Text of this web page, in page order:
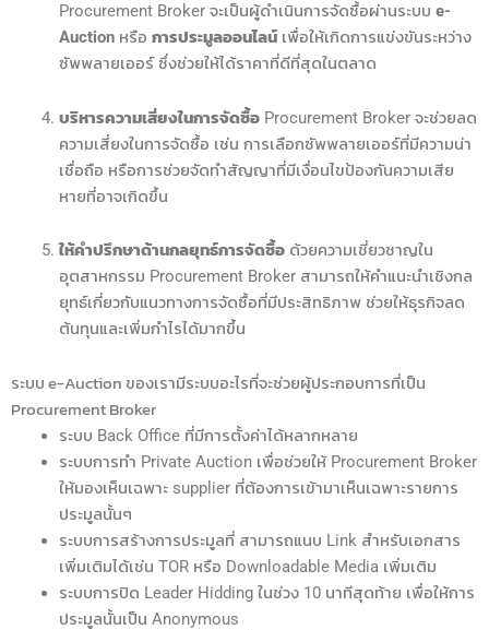
Procurement Broker จะเป็นผู้ดำเนินการจัดซื้อผ่านระบบ e-
Auctionหรือ การประมูลออนไลน์เพื่อให้เกิดการแข่งขันระหว่าง
ซัพพลายเออร์ ซึ่งช่วยให้ได้ราคาที่ดีที่สุดในตลาด
บริหารความเสี่ยงในการจัดซื้อProcurement Broker จะช่วยลด
ความเสี่ยงในการจัดซื้อ เช่น การเลือกซัพพลายเออร์ที่มีความน่า
เชื่อถือ หรือการช่วยจัดทำสัญญาที่มีเงื่อนไขป้องกันความเสีย
หายที่อาจเกิดขึ้น
ให้คำปรึกษาด้านกลยุทธ์การจัดซื้อด้วยความเชี่ยวชาญใน
อุตสาหกรรม Procurement Broker สามารถให้คำแนะนำเชิงกล
ยุทธ์เกี่ยวกับแนวทางการจัดซื้อที่มีประสิทธิภาพ ช่วยให้ธุรกิจลด
ต้นทุนและเพิ่มกำไรได้มากขึ้น
ระบบ e-Auction ของเรามีระบบอะไรที่จะช่วยผู้ประกอบการที่เป็น
Procurement Broker
ระบบ Back Office ที่มีการตั้งค่าได้หลากหลาย
ระบบการทำ Private Auction เพื่อช่วยให้ Procurement Broker
ให้มองเห็นเฉพาะ supplier ที่ต้องการเข้ามาเห็นเฉพาะรายการ
ประมูลนั้นๆ
ระบบการสร้างการประมูลที่ สามารถแนบ Link สำหรับเอกสาร
เพิ่มเติมได้เช่น TOR หรือ Downloadable Media เพิ่มเติม
ระบบการปิด Leader Hidding ในช่วง 10 นาทีสุดท้าย เพื่อให้การ
ประมูลนั้นเป็น Anonymous